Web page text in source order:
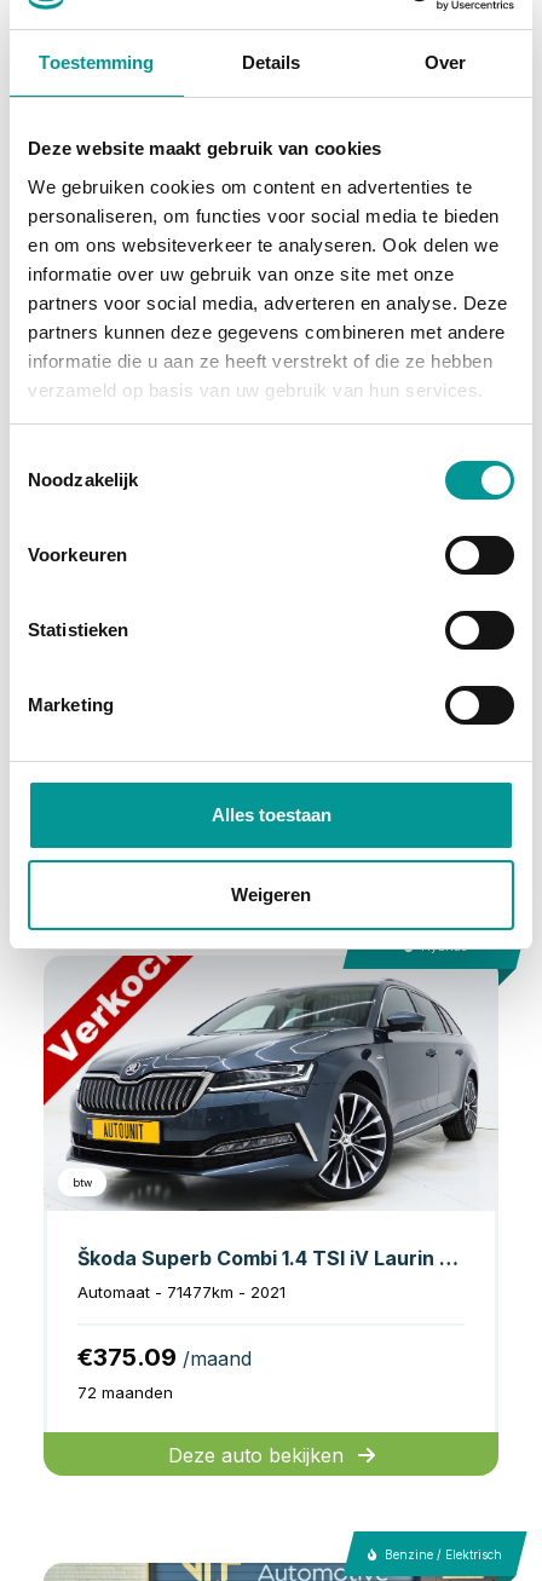
Toestemming Details Over
Deze website maakt gebruik van cookies
We gebruiken cookies om content en advertenties te
personaliseren, om functies voor social media te bieden
en om ons websiteverkeer te analyseren. Ook delen we
informatie over uw gebruik van onze site met onze
partners voor social media, adverteren en analyse. Deze
partners kunnen deze gegevens combineren met andere
informatie die u aan ze heeft verstrekt of die ze hebben
verzameld op basis van uw gebruik van hun services.
Noodzakelijk
Voorkeuren
Statistieken
Marketing
Alles toestaan
Weigeren
Automaat - 68362km - 2022
€379.48/maand
72 maanden
Deze auto bekijken
Diesel
72 maanden
Deze auto bekijken
Hybride
btw
Škoda Superb Combi 1.4 TSI iV Laurin & Klement
Automaat - 71477km - 2021
€375.09 /maand
72 maanden
Deze auto bekijken
Benzine / Elektrisch